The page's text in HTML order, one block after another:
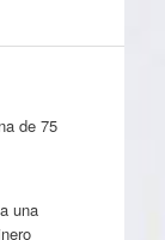
de 75
una